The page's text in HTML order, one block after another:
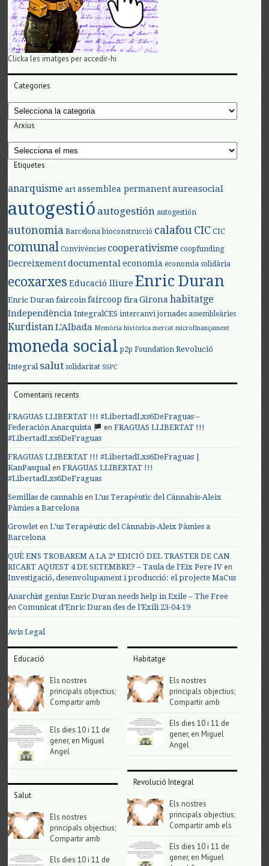
Clicka les imatges per accedir-hi
Categories
Categories
Arxius
Arxius
Etiquetes
anarquisme art assemblea permanent aureasocial
autogestió autogestión autogestión
autonomia Barcelona bioconstrucció calafouCIC CIC
comunal Convivències cooperativisme coopfunding
Decreixement documental economia economia solidària
ecoxarxes Educació lliure Enric Duran
Enric Duran faircoin faircoop fira Girona habitatge
Independència IntegralCES intercanvi jornades assembleàries
KurdistanL'Albada Memòria històrica mercat microfinançament
moneda social p2p Foundation Revolució
Integral salut solidaritat SSPC
Comentaris recents
FRAGUAS LLIBERTAT !!! #LibertadLxs6DeFraguas –
Federación Anarquista
enFRAGUAS LLIBERTAT !!!
#LibertadLxs6DeFraguas
FRAGUAS LLIBERTAT !!! #LibertadLxs6DeFraguas |
KanPasqualenFRAGUAS LLIBERTAT !!!
#LibertadLxs6DeFraguas
Semillas de cannabis enL’us Terapèutic del Cànnabis-Aleix
Pàmies a Barcelona
Growlet enL’us Terapèutic del Cànnabis-Aleix Pàmies a
Barcelona
QUÈ ENS TROBAREM A LA 2ª EDICIÓ DEL TRASTER DE CAN
RICART AQUEST 4 DE SETEMBRE? – Taula de l'Eix Pere IV en
Investigació, desenvolupament i producció: el projecte MaCus
Anarchist genius Enric Duran needs help in Exile – The Free
enComunicat d’Enric Duran des de l’Exili 23-04-19
Avis Legal
Educació
Els nostres
principals objectius;
Compartir amb
Els dies 10 i 11 de
gener, en Miguel
Angel
Salut
Els nostres
principals objectius;
Compartir amb
Els dies 10 i 11 de
Habitatge
Els nostres
principals objectius;
Compartir amb
Els dies 10 i 11 de
gener, en Miguel
Angel
Revolució Integral
Els nostres
principals objectius;
Compartir amb els
Els dies 10 i 11 de
gener, en Miguel